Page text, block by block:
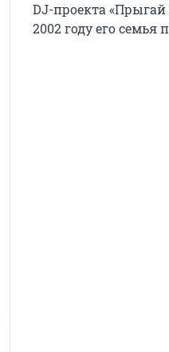
DJ-проекта «Прыгай
2002 году его